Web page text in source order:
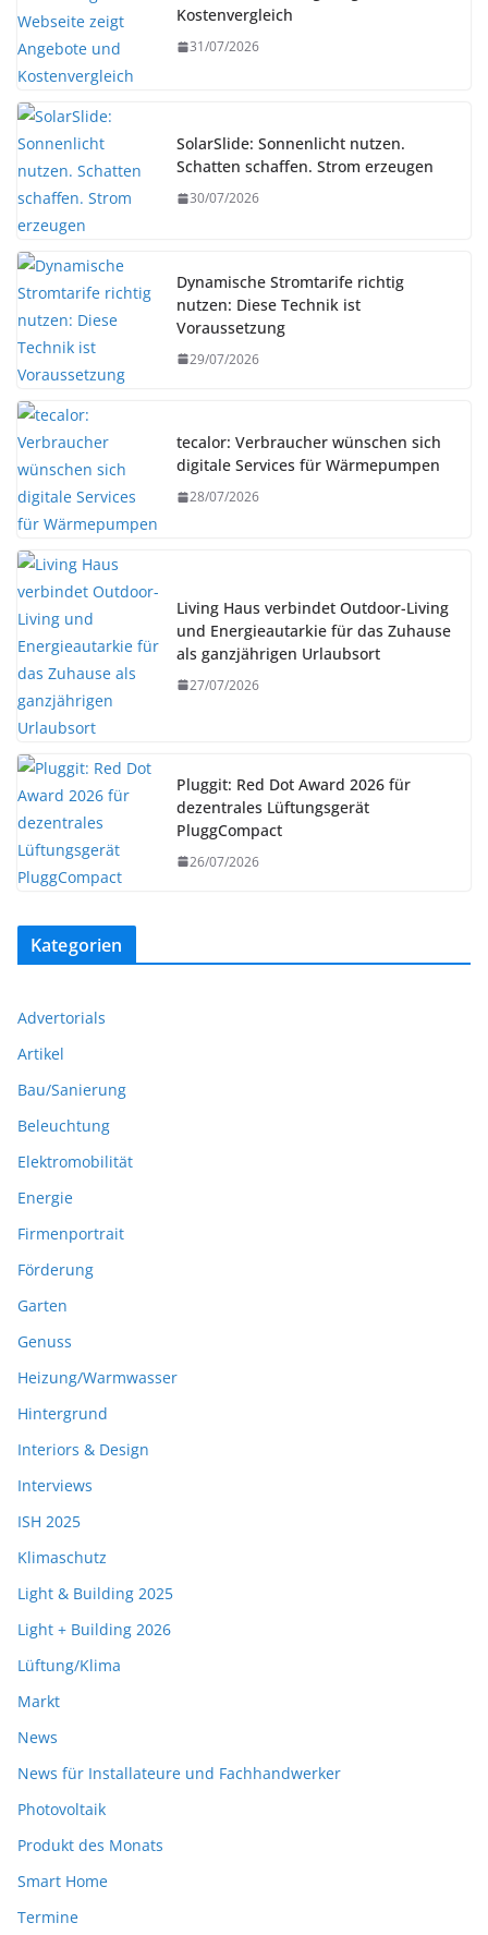
Kostenvergleich
31/07/2026
SolarSlide: Sonnenlicht nutzen.
Schatten schaffen. Strom erzeugen
30/07/2026
Dynamische Stromtarife richtig
nutzen: Diese Technik ist
Voraussetzung
29/07/2026
tecalor: Verbraucher wünschen sich
digitale Services für Wärmepumpen
28/07/2026
Living Haus verbindet Outdoor-Living
und Energieautarkie für das Zuhause
als ganzjährigen Urlaubsort
27/07/2026
Pluggit: Red Dot Award 2026 für
dezentrales Lüftungsgerät
PluggCompact
26/07/2026
Kategorien
Advertorials
Artikel
Bau/Sanierung
Beleuchtung
Elektromobilität
Energie
Firmenportrait
Förderung
Garten
Genuss
Heizung/Warmwasser
Hintergrund
Interiors & Design
Interviews
ISH 2025
Klimaschutz
Light & Building 2025
Light + Building 2026
Lüftung/Klima
Markt
News
News für Installateure und Fachhandwerker
Photovoltaik
Produkt des Monats
Smart Home
Termine